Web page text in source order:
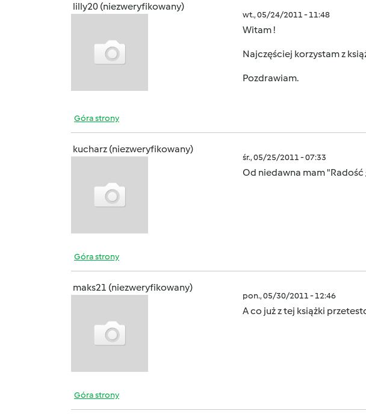
lilly20 (niezweryfikowany)
wt., 05/24/2011 - 11:48
Witam !
Najczęściej korzystam z
Pozdrawiam.
Góra strony
kucharz (niezweryfikowany)
śr., 05/25/2011 - 07:33
Od niedawna mam
Góra strony
maks21 (niezweryfikowany)
pon., 05/30/2011 - 12:46
A co już z tej książki
Góra strony